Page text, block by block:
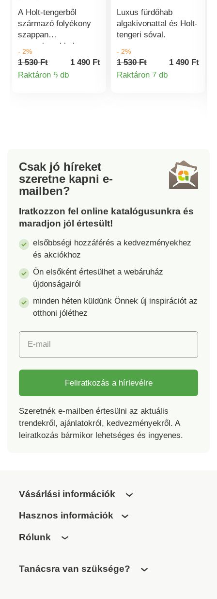
A Holt-tengerből
származó folyékony
szappan
nyomelemekkel
regenerálja a bőrt, és
nyújtja kezének.
- 2%
1 530 Ft
1 490 Ft
Raktáron 5 dbTermékinformációk
Luxus fürdőhab
algakivonattal és Holt-
tengeri sóval.
- 2%
1 530 Ft
1 490 Ft
Raktáron 7 db
Csak jó híreket
szeretne kapni e-
mailben?
Iratkozzon fel online katalógusunkra és
maradjon jól értesült!
elsőbbségi hozzáférés a kedvezményekhez
és akciókhoz
Ön elsőként értesülhet a webáruház
újdonságairól
minden héten küldünk Önnek új inspirációt az
otthoni jóléthez
E-mail
Feliratkozás a hírlevélre
Szeretnék e-mailben értesülni az aktuális
trendekről, ajánlatokról, kedvezményekről. A
leiratkozás bármikor lehetséges és ingyenes.
Vásárlási információk
Hasznos információk
Rólunk
Tanácsra van szüksége?